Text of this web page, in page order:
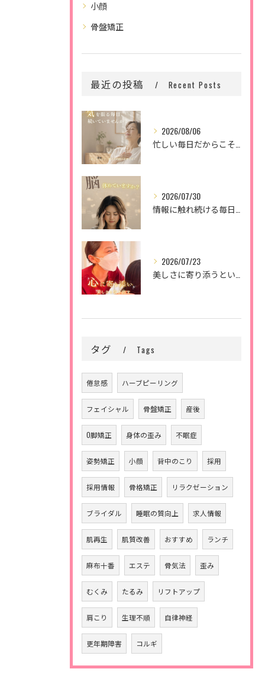
小顔
骨盤矯正
最近の投稿 Recent Posts
2026/08/06
2026/07/30
2026/07/23
タグ Tags
倦怠感 ハーブピーリング
フェイシャル 骨盤矯正 産後
O脚矯正 身体の歪み 不眠症
姿勢矯正 小顔 背中のこり 採用
採用情報 骨格矯正 リラクゼーション
ブライダル 睡眠の質向上 求人情報
肌再生 肌質改善 おすすめ ランチ
麻布十番 エステ 骨気法 歪み
むくみ たるみ リフトアップ
肩こり 生理不順 自律神経
更年期障害 コルギ